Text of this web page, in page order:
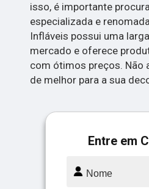
isso, é importante
especializada e
Infláveis possui uma
mercado e oferece
com ótimos preços. Não
de melhor para a sua
Entre em